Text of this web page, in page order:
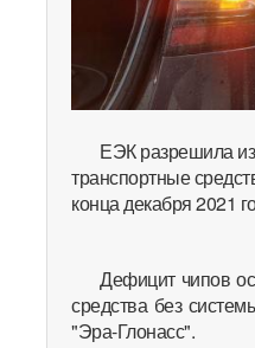
ЕЭК разрешила
транспортные
конца декабря 2021
Дефицит чипов
средства без
"Эра-Глонасс".